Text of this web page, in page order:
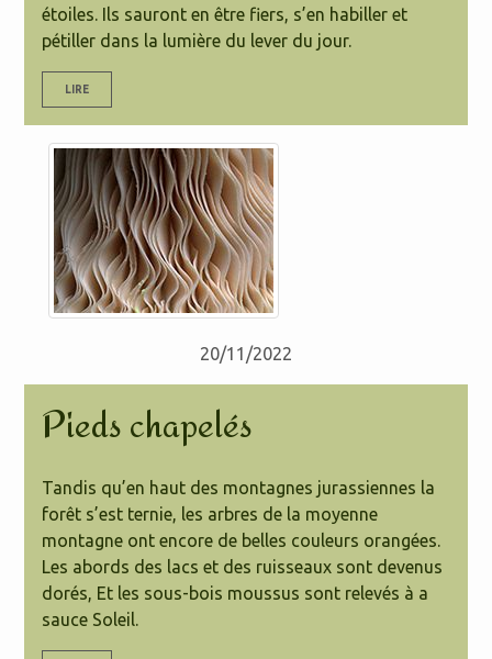
étoiles. Ils sauront en être fiers, s’en habiller et
pétiller dans la lumière du lever du jour.
LIRE
20/11/2022
Pieds chapelés
Tandis qu’en haut des montagnes jurassiennes la
forêt s’est ternie, les arbres de la moyenne
montagne ont encore de belles couleurs orangées.
Les abords des lacs et des ruisseaux sont devenus
dorés, Et les sous-bois moussus sont relevés à a
sauce Soleil.